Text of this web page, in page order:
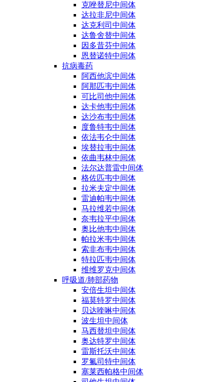
克唑替尼中间体
达拉非尼中间体
达克利司中间体
达鲁舍替中间体
因多昔芬中间体
恩替诺特中间体
抗病毒药
阿西他滨中间体
阿那匹韦中间体
可比司他中间体
达卡他韦中间体
达沙布韦中间体
度鲁特韦中间体
依法韦仑中间体
埃替拉韦中间体
依曲韦林中间体
法尔达普雷中间体
格佐匹韦中间体
拉米夫定中间体
雷迪帕韦中间体
马拉维若中间体
奈韦拉平中间体
奥比他韦中间体
帕拉米韦中间体
索非布韦中间体
特拉匹韦中间体
维维罗克中间体
呼吸道/肺部药物
安倍生坦中间体
福莫特罗中间体
贝达喹啉中间体
波生坦中间体
马西替坦中间体
奥达特罗中间体
雷斯托沃中间体
罗氟司特中间体
塞莱西帕格中间体